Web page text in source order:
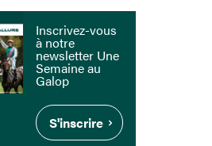
Inscrivez-vous
à notre
newsletter Une
Semaine au
Galop
S'inscrire